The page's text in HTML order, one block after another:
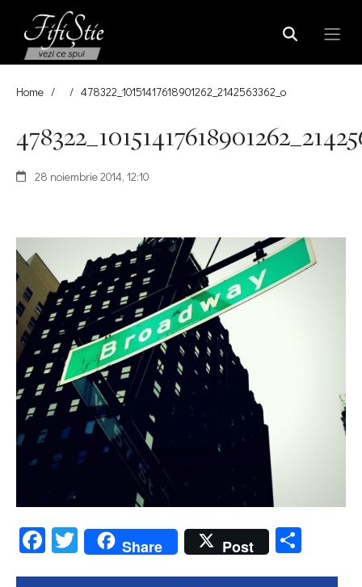
Home / / 478322_10151417618901262_2142563362_o
28 noiembrie 2014, 12:10
Facebook
Twitter
Share Post